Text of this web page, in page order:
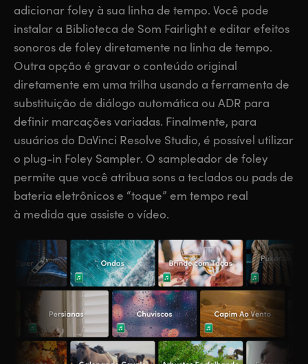
adicionar foley à sua linha de tempo. Você pode
instalar a Biblioteca de Som Fairlight e editar efeitos
sonoros de foley diretamente na linha de tempo.
Outra opção é gravar o conteúdo original
diretamente em uma trilha usando a ferramenta de
substituição de diálogo automática ou ADR para
definir marcações variadas. Finalmente, para
usuários do DaVinci Resolve Studio, é possível utilizar
o plug-in Foley Sampler. O sampleador de foley
permite que você atribua sons a teclados ou pads de
bateria eletrônicos e “toque” em tempo real
à medida que assiste o vídeo.